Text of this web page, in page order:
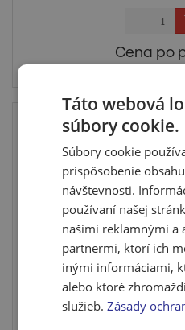
Cena po
Nátrubok
Pozinkovaný nátrubok s
Táto webová
súbory cookie.
Súbory cookie
prispôsobenie
návštevnosti.
používaní našej
našimi reklamnými a
partnermi, ktorí ich
inými informáciami,
alebo ktoré
služieb.Zásady